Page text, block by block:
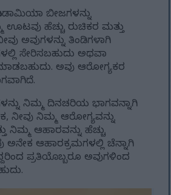
ಬೀಜಗಳನ್ನು
ಊಟವು ಹೆಚ್ಚು ರುಚಿಕರ ಮತ್ತು
ಅವುಗಳನ್ನು ತಿಂಡಿಗಳಾಗಿ
ಸೇರಿಸಬಹುದು ಅಥವಾ
ಅವು ಆರೋಗ್ಯಕರ
ನಿಮ್ಮ ದಿನಚರಿಯ ಭಾಗವನ್ನಾಗಿ
ನೀವು ನಿಮ್ಮ ಆರೋಗ್ಯವನ್ನು
ನಿಮ್ಮ ಆಹಾರವನ್ನು ಹೆಚ್ಚು
ಆಹಾರಕ್ರಮಗಳಲ್ಲಿ ಚೆನ್ನಾಗಿ
ಪ್ರತಿಯೊಬ್ಬರೂ ಅವುಗಳಿಂದ